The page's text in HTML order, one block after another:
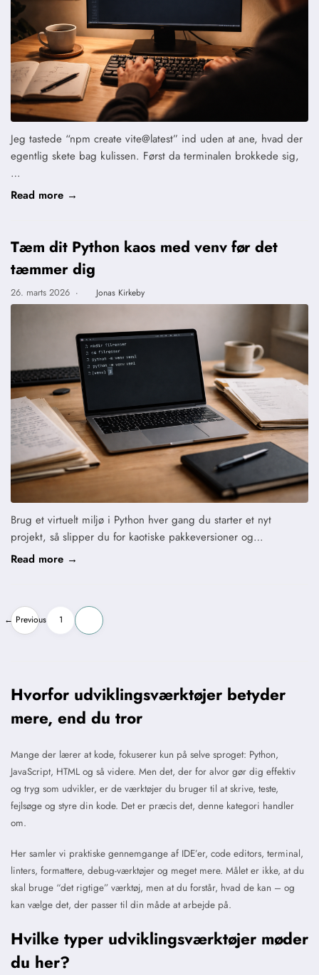
Jeg tastede “npm create vite@latest” ind uden at ane, hvad der
egentlig skete bag kulissen. Først da terminalen brokkede sig,
…
Read more →
Tæm dit Python kaos med venv før det
tæmmer dig
26. marts 2026 · Jonas Kirkeby
Brug et virtuelt miljø i Python hver gang du starter et nyt
projekt, så slipper du for kaotiske pakkeversioner og…
Read more →
Indlægsinddeling
← Previous 1
Hvorfor udviklingsværktøjer betyder
mere, end du tror
Mange der lærer at kode, fokuserer kun på selve sproget: Python,
JavaScript, HTML og så videre. Men det, der for alvor gør dig effektiv
og tryg som udvikler, er de værktøjer du bruger til at skrive, teste,
fejlsøge og styre din kode. Det er præcis det, denne kategori handler
om.
Her samler vi praktiske gennemgange af IDE’er, code editors, terminal,
linters, formattere, debug-værktøjer og meget mere. Målet er ikke, at du
skal bruge “det rigtige” værktøj, men at du forstår, hvad de kan – og
kan vælge det, der passer til din måde at arbejde på.
Hvilke typer udviklingsværktøjer møder
du her?